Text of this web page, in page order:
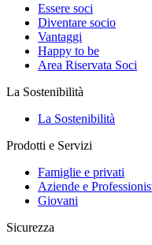
Essere soci
Diventare socio
Vantaggi
Happy to be
Area Riservata Soci
La Sostenibilità
La Sostenibilità
Prodotti e Servizi
Famiglie e privati
Aziende e
Giovani
Sicurezza